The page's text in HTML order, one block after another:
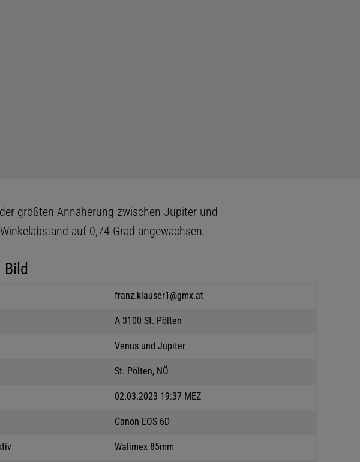
größten Annäherung zwischen Jupiter und
auf 0,74 Grad angewachsen.
Bild
franz.klauser1@gmx.at
A 3100 St. Pölten
Venus und Jupiter
St. Pölten, NÖ
02.03.2023 19:37 MEZ
Canon EOS 6D
Walimex 85mm